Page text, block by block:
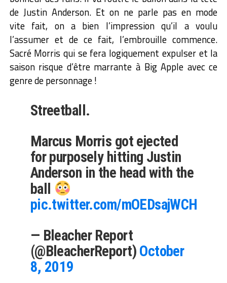
de Justin Anderson. Et on ne parle pas en mode
vite fait, on a bien l’impression qu’il a voulu
l’assumer et de ce fait, l’embrouille commence.
Sacré Morris qui se fera logiquement expulser et la
saison risque d’être marrante à Big Apple avec ce
genre de personnage !
Streetball.
Marcus Morris got ejected
for purposely hitting Justin
Anderson in the head with the
ball
pic.twitter.com/mOEDsajWCH
— Bleacher Report
(@BleacherReport) October
8, 2019